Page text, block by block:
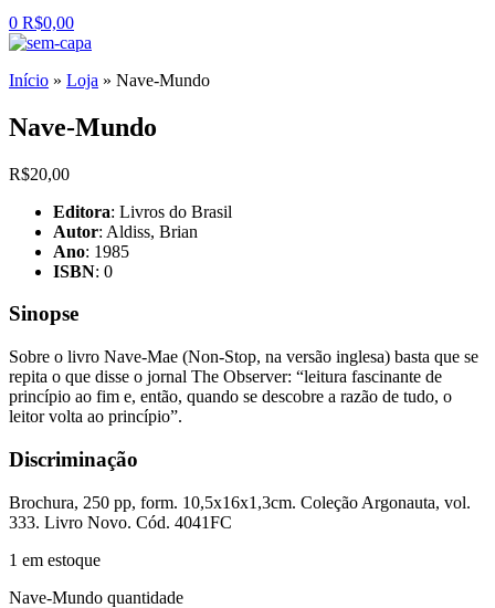
0 R$0,00
Início » Loja » Nave-Mundo
Nave-Mundo
R$20,00
Editora: Livros do Brasil
Autor: Aldiss, Brian
Ano: 1985
ISBN: 0
Sinopse
Sobre o livro Nave-Mae (Non-Stop, na versão inglesa) basta que se
repita o que disse o jornal The Observer: “leitura fascinante de
princípio ao fim e, então, quando se descobre a razão de tudo, o
leitor volta ao princípio”.
Discriminação
Brochura, 250 pp, form. 10,5x16x1,3cm. Coleção Argonauta, vol.
333. Livro Novo. Cód. 4041FC
1 em estoque
Nave-Mundo quantidade